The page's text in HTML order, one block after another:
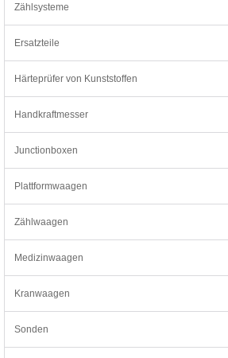
Zählsysteme
Ersatzteile
Härteprüfer von Kunststoffen
Handkraftmesser
Junctionboxen
Plattformwaagen
Zählwaagen
Medizinwaagen
Kranwaagen
Sonden